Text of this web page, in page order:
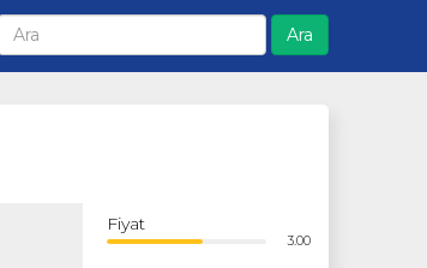
Ara
Fiyat
3.00